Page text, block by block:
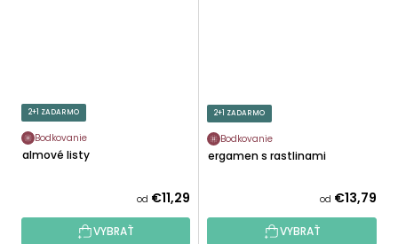
2+1 ZADARMO
Bodkovanie
Palmové listy
od €11,29
VYBRAŤ
2+1 ZADARMO
Bodkovanie
Pergamen s rastlinami
od €13,79
VYBRAŤ